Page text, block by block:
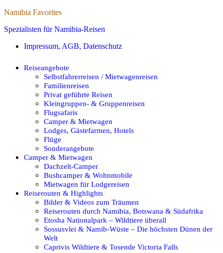
Namibia Favorites
Spezialisten für Namibia-Reisen
Impressum, AGB, Datenschutz
Reiseangebote
Selbstfahrerreisen / Mietwagenreisen
Familienreisen
Privat geführte Reisen
Kleingruppen- & Gruppenreisen
Flugsafaris
Camper & Mietwagen
Lodges, Gästefarmen, Hotels
Flüge
Sonderangebote
Camper & Mietwagen
Dachzelt-Camper
Bushcamper & Wohnmobile
Mietwagen für Lodgereisen
Reiserouten & Highlights
Bilder & Videos zum Träumen
Reiserouten durch Namibia, Botswana & Südafrika
Etosha Nationalpark – Wildtiere überall
Sossusvlei & Namib-Wüste – Die höchsten Dünen der
Welt
Caprivis Wildtiere & Tosende Victoria Falls